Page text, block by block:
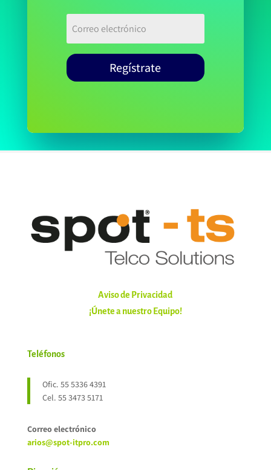
Regístrate
Aviso de Privacidad
¡Únete a nuestro Equipo!
Teléfonos
Ofic. 55 5336 4391
Cel. 55 3473 5171
Correo electrónico
arios@spot-itpro.com